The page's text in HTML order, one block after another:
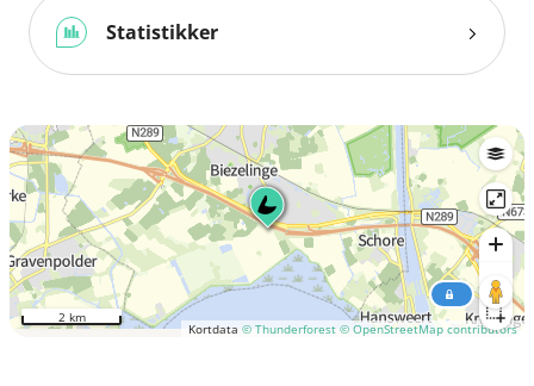
Statistikker
Kortdata © Thunderforest © OpenStreetMap contributors
2 km